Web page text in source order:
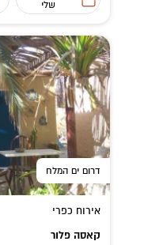
שלי
דרום ים המלח
אירוח כפרי
קאסה פלור